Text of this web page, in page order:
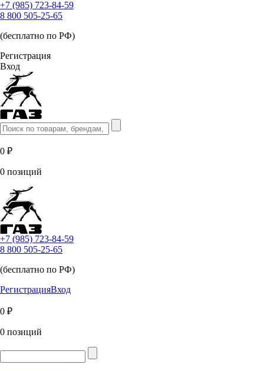
+7 (985) 723-84-59
8 800 505-25-65
(бесплатно по РФ)
Регистрация
Вход
0 ₽
0 позиций
+7 (985) 723-84-59
8 800 505-25-65
(бесплатно по РФ)
РегистрацияВход
0 ₽
0 позиций